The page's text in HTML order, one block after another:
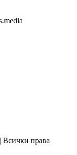
права